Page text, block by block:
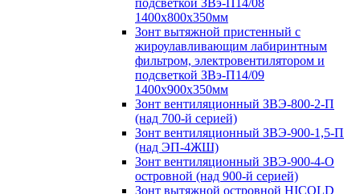
подсветкой ЗВэ-П14/08
1400х800х350мм
Зонт вытяжной пристенный с
жироулавливающим лабиринтным
фильтром, электровентилятором и
подсветкой ЗВэ-П14/09
1400х900х350мм
Зонт вентиляционный ЗВЭ-800-2-П
(над 700-й серией)
Зонт вентиляционный ЗВЭ-900-1,5-П
(над ЭП-4ЖШ)
Зонт вентиляционный ЗВЭ-900-4-О
островной (над 900-й серией)
Зонт вытяжной островной HICOLD